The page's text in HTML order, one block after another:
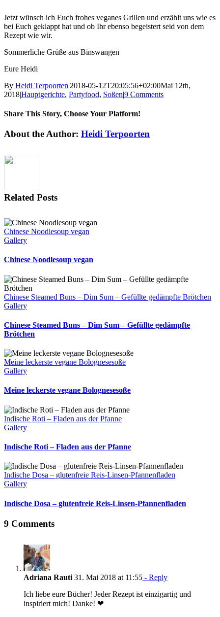
Jetzt wünsch ich Euch frohes veganes Grillen und erzählt uns wie es
bei Euch geklappt hat und ob Ihr ebenso begeistert seid von dem
Rezept wie wir.
Sommerliche Grüße aus Binswangen
Eure Heidi
By Heidi Terpoorten|2018-05-12T20:05:56+02:00Mai 12th,
2018|Hauptgerichte, Partyfood, Soßen|9 Comments
Share This Story, Choose Your Platform!
Facebook
X
Reddit
LinkedIn
Tumblr
Pinterest
Vk
Email
About the Author: Heidi Terpoorten
Related Posts
Chinese Noodlesoup vegan
Gallery
Chinese Noodlesoup vegan
Chinese Steamed Buns – Dim Sum – Gefüllte gedämpfte Brötchen
Gallery
Chinese Steamed Buns – Dim Sum – Gefüllte gedämpfte
Brötchen
Meine leckerste vegane Bolognesesoße
Gallery
Meine leckerste vegane Bolognesesoße
Indische Roti – Fladen aus der Pfanne
Gallery
Indische Roti – Fladen aus der Pfanne
Indische Dosa – glutenfreie Reis-Linsen-Pfannenfladen
Gallery
Indische Dosa – glutenfreie Reis-Linsen-Pfannenfladen
9 Comments
Adriana Rauti 31. Mai 2018 at 11:55 - Reply
Ich liebe eure Bücher! Jeder Rezept ist einzigartig und
inspiriert mich! Danke! ❤